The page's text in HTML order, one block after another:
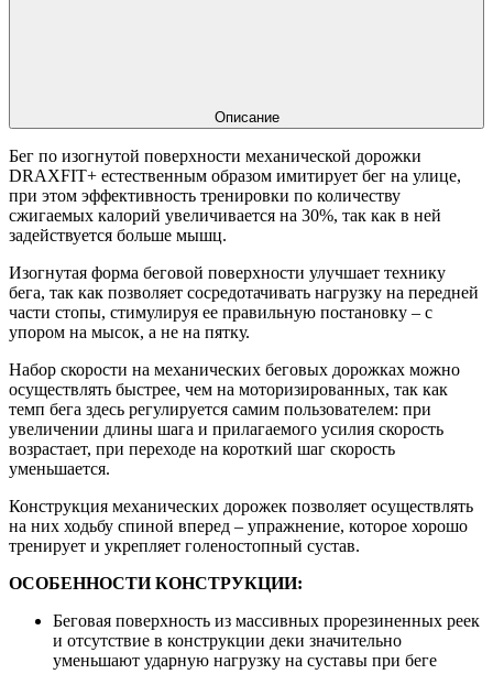
Описание
Бег по изогнутой поверхности механической дорожки
DRAXFIT+ естественным образом имитирует бег на улице,
при этом эффективность тренировки по количеству
сжигаемых калорий увеличивается на 30%, так как в ней
задействуется больше мышц.
Изогнутая форма беговой поверхности улучшает технику
бега, так как позволяет сосредотачивать нагрузку на передней
части стопы, стимулируя ее правильную постановку – с
упором на мысок, а не на пятку.
Набор скорости на механических беговых дорожках можно
осуществлять быстрее, чем на моторизированных, так как
темп бега здесь регулируется самим пользователем: при
увеличении длины шага и прилагаемого усилия скорость
возрастает, при переходе на короткий шаг скорость
уменьшается.
Конструкция механических дорожек позволяет осуществлять
на них ходьбу спиной вперед – упражнение, которое хорошо
тренирует и укрепляет голеностопный сустав.
ОСОБЕННОСТИ КОНСТРУКЦИИ:
Беговая поверхность из массивных прорезиненных реек
и отсутствие в конструкции деки значительно
уменьшают ударную нагрузку на суставы при беге